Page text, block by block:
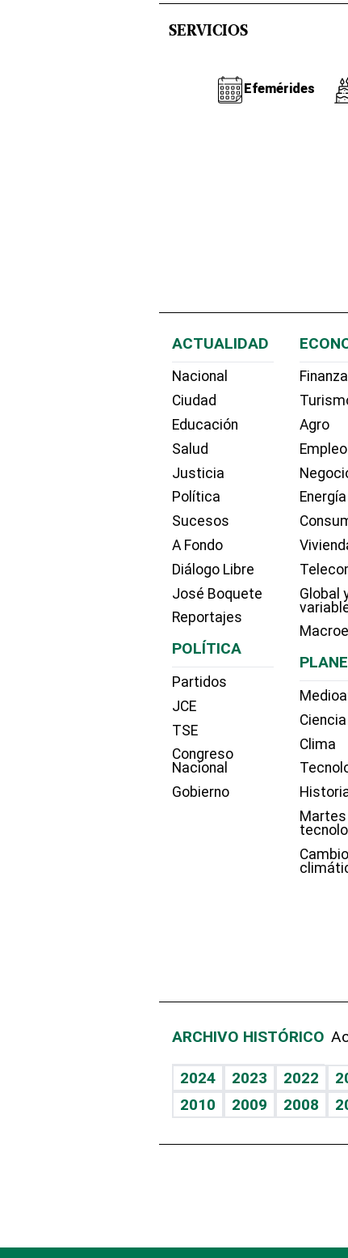
SERVICIOS
Efemérides
ACTUALIDAD
Nacional
Ciudad
Educación
Salud
Justicia
Política
Sucesos
A Fondo
Diálogo Libre
José Boquete
Reportajes
POLÍTICA
Partidos
JCE
TSE
Congreso
Nacional
Gobierno
Agro
Empleo
Energía
Global
Ciencia
Clima
Martes
Cambio
ARCHIVO HISTÓRICO
2024 2023 2022
2010
2009 2008